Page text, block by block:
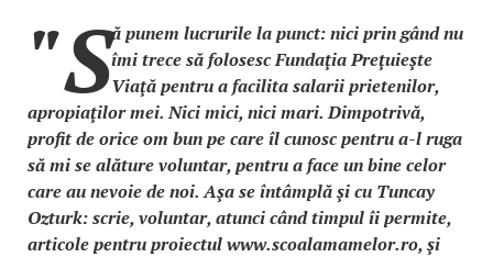
"Să punem lucrurile la punct: nici prin gând nu
îmi trece să folosesc Fundaţia Preţuieşte
Viaţă pentru a facilita salarii prietenilor,
apropiaţilor mei. Nici mici, nici mari. Dimpotrivă,
profit de orice om bun pe care îl cunosc pentru a-l ruga
să mi se alăture voluntar, pentru a face un bine celor
care au nevoie de noi. Aşa se întâmplă şi cu Tuncay
Ozturk: scrie, voluntar, atunci când timpul îi permite,
articole pentru proiectul www.scoalamamelor.ro, şi